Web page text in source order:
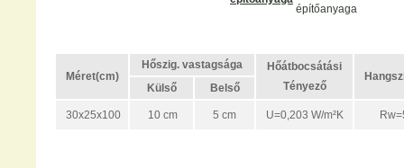
Méret(cm)
Hőszig. vastagsága
Hőátbocsátási
Tényező
Külső
Belső
30x25x100 10 cm 5 cm U=0,203 W/m²K